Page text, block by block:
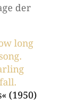
der
long
(1950)